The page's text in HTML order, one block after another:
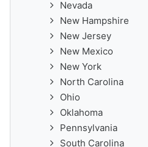
Nevada
New Hampshire
New Jersey
New Mexico
New York
North Carolina
Ohio
Oklahoma
Pennsylvania
South Carolina